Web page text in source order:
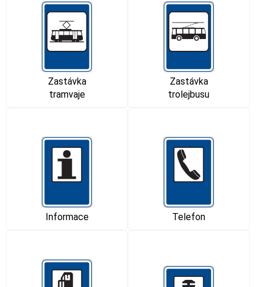
Zastávka
tramvaje
Zastávka
trolejbusu
Informace Telefon